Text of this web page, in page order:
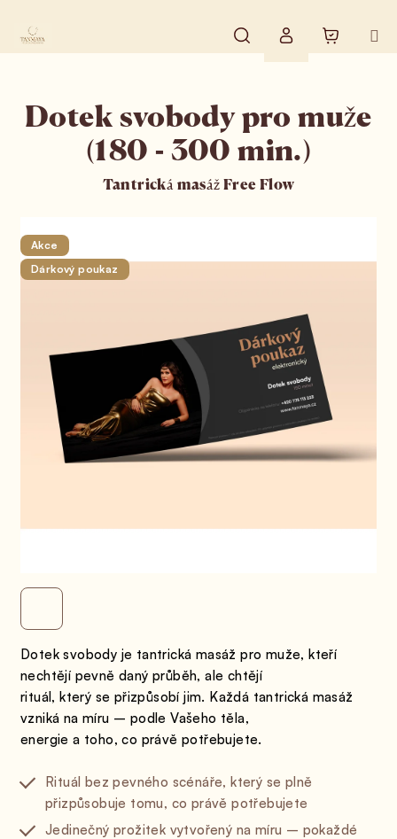
HledatPřihlášení
Dotek svobody je tantrická masáž pro muže, kteří
nechtějí pevně daný průběh, ale chtějí
rituál, který se přizpůsobí jim. Každá tantrická masáž
vzniká na míru – podle Vašeho těla,
energie a toho, co právě potřebujete.
Rituál bez pevného scénáře, který se plně
přizpůsobuje tomu, co právě potřebujete
Jedinečný prožitek vytvořený na míru – pokaždé
Dotek svobody pro muže
(180 - 300 min.)
Tantrická masáž Free Flow
Akce
Dárkový poukaz